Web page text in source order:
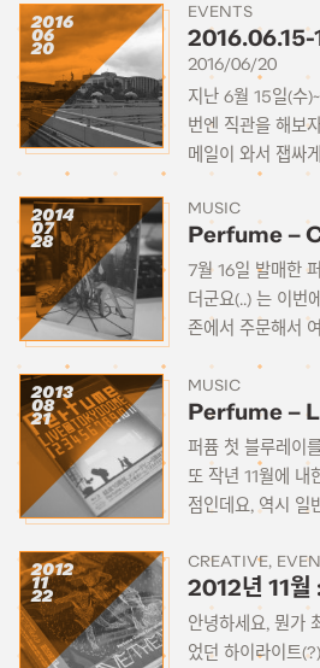
2016
06
20
EVENTS
2016.06.15-
2016/06/20
지난 6월 15일(수
번엔 직관을 해보
메일이 와서 잽싸
2014
07
28
MUSIC
Perfume –
7월 16일 발매한
더군요(..) 는 이번
존에서 주문해서
2013
08
21
MUSIC
Perfume –
퍼퓸 첫 블루레이
또 작년 11월에
점인데요, 역시
2012
11
22
CREATIVE
2012년 11월
안녕하세요, 뭔가
었던 하이라이트